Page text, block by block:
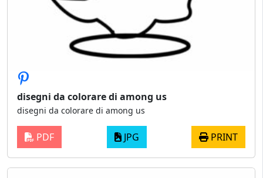
disegni da colorare di among us
disegni da colorare di among us
PDF JPG PRINT